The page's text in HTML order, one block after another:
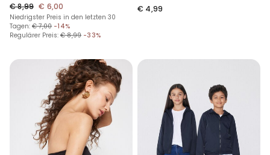
Taschen für Jungen
€ 8,99 € 6,00
Niedrigster Preis in den letzten 30
Tagen: € 7,00 -14%
Regulärer Preis: € 8,99 -33%
Baumwolle für Kinder
€ 4,99